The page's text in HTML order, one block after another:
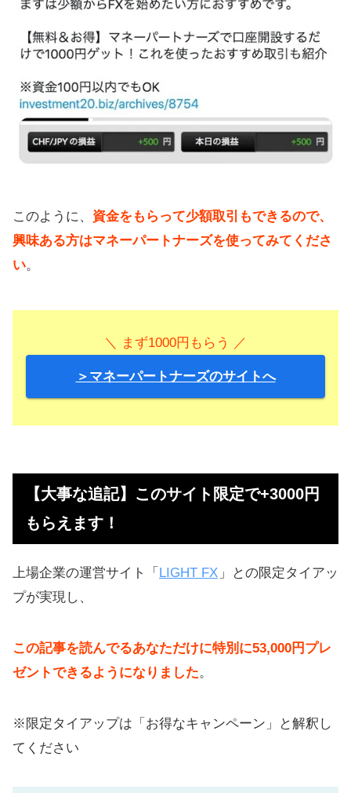
このように、 資金をもらって少額取引もできるので、
興味ある方はマネーパートナーズを使ってみてくださ
い。
＼ まず1000円もらう ／
＞マネーパートナーズのサイトへ
【大事な追記】このサイト限定で+3000円
もらえます！
上場企業の運営サイト「 LIGHT FX 」との限定タイアッ
プが実現し、
この記事を読んでるあなただけに特別に53,000円プレ
ゼントできるようになりました。
※限定タイアップは「お得なキャンペーン」と解釈し
てください